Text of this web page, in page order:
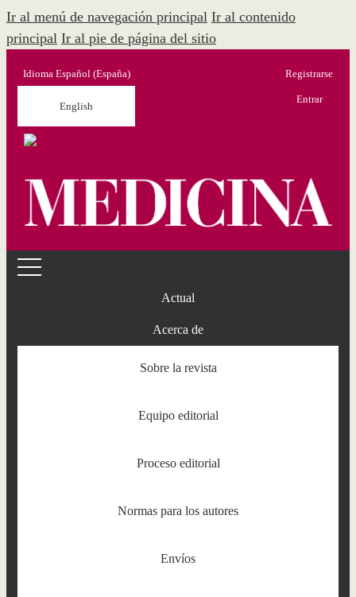
Ir al menú de navegación principal Ir al contenido
principal Ir al pie de página del sitio
Idioma Español (España)
English
Registrarse
Entrar
Actual
Acerca de
Sobre la revista
Equipo editorial
Proceso editorial
Normas para los autores
Envíos